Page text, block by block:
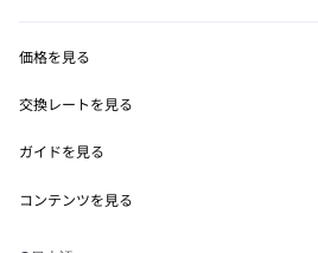
MetaMask Connect
Snaps
Web3サービス
セキュリティ
サポート
キャリア
価格を見る
イーサリアムの価格
Solanaの価格
交換レートを見る
ETH→USD
USDT→INR
ガイドを見る
ETHの購入
コンテンツを見る